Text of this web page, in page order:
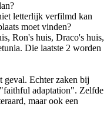
letterlijk verfilmd kan
moet vinden?
Ron's huis, Draco's huis,
Die laatste 2 worden
Echter zaken bij
adaptation". Zelfde
maar ook een